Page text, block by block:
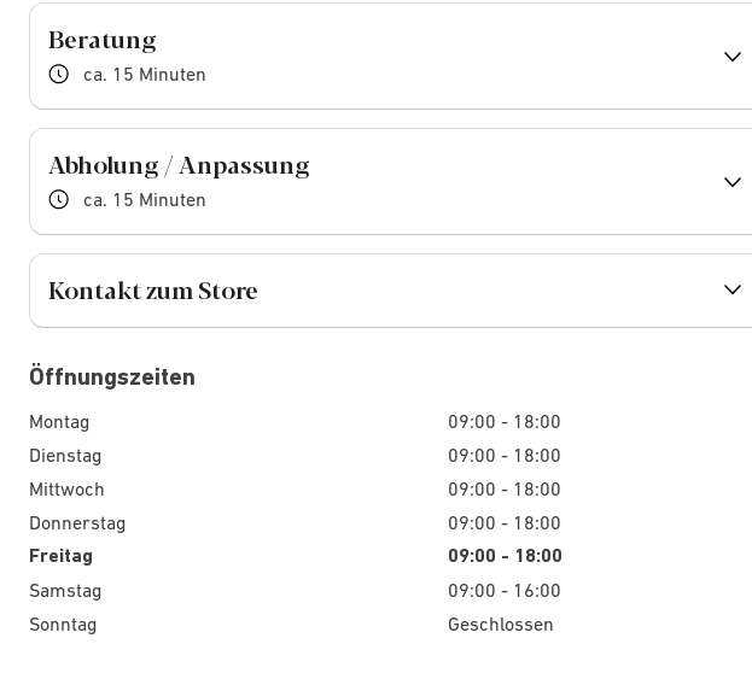
Beratung
ca. 15 Minuten
Abholung / Anpassung
ca. 15 Minuten
Kontakt zum Store
Öffnungszeiten
Montag
09:00 - 18:00
Dienstag
09:00 - 18:00
Mittwoch
09:00 - 18:00
Donnerstag
09:00 - 18:00
Freitag 09:00 - 18:00
Samstag
09:00 - 16:00
Sonntag
Geschlossen